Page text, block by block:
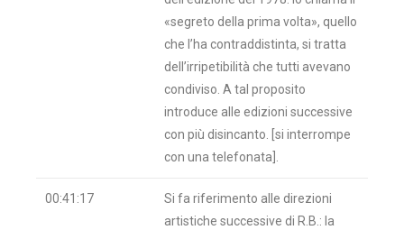
«segreto della prima volta», quello
che l’ha contraddistinta, si tratta
dell’irripetibilità che tutti avevano
condiviso. A tal proposito
introduce alle edizioni successive
con più disincanto. [si interrompe
con una telefonata].
00:41:17
Si fa riferimento alle direzioni
artistiche successive di R.B.: la